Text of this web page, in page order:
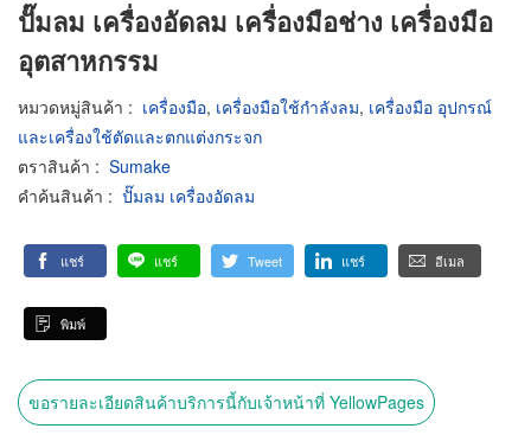
ปั๊มลม เครื่องอัดลม เครื่องมือช่าง เครื่องมือ
อุตสาหกรรม
หมวดหมู่สินค้า : เครื่องมือ, เครื่องมือใช้กำลังลม, เครื่องมือ อุปกรณ์
และเครื่องใช้ตัดและตกแต่งกระจก
ตราสินค้า : Sumake
คำค้นสินค้า : ปั๊มลม เครื่องอัดลม
แชร์ แชร์ Tweet แชร์ อีเมล
พิมพ์
ขอรายละเอียดสินค้าบริการนี้กับเจ้าหน้าที่ YellowPages